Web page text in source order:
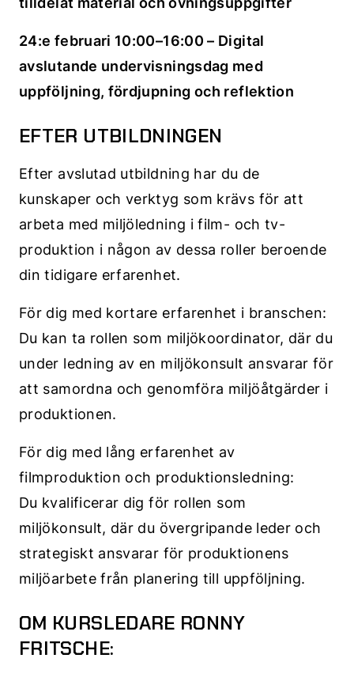
24:e februari 10:00–16:00 – Digital
avslutande undervisningsdag med
uppföljning, fördjupning och reflektion
EFTER UTBILDNINGEN
Efter avslutad utbildning har du de
kunskaper och verktyg som krävs för att
arbeta med miljöledning i film- och tv-
produktion i någon av dessa roller beroende
din tidigare erfarenhet.
För dig med kortare erfarenhet i branschen:
Du kan ta rollen som miljökoordinator, där du
under ledning av en miljökonsult ansvarar för
att samordna och genomföra miljöåtgärder i
produktionen.
För dig med lång erfarenhet av
filmproduktion och produktionsledning:
Du kvalificerar dig för rollen som
miljökonsult, där du övergripande leder och
strategiskt ansvarar för produktionens
miljöarbete från planering till uppföljning.
OM KURSLEDARE RONNY
FRITSCHE: